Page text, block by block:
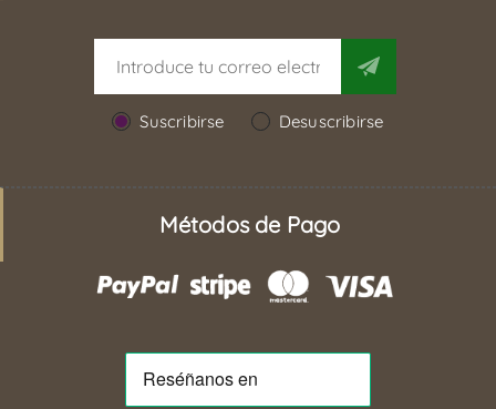
Suscribirse Desuscribirse
Métodos de Pago